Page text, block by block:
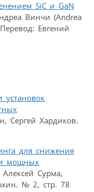
SiC и GaN
Винчи (Andrea
Евгений
установок
Сергей Хардиков.
для снижения
мощных
Сурма,
№ 2, стр. 78